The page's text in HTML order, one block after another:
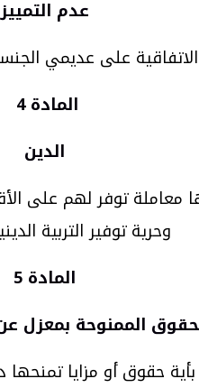
عدم التمييز
على عديمي
المادة 4
الدين
معاملة توفر لهم على
وحرية توفير التربية
المادة 5
الممنوحة بمعزل
حقوق أو مزايا